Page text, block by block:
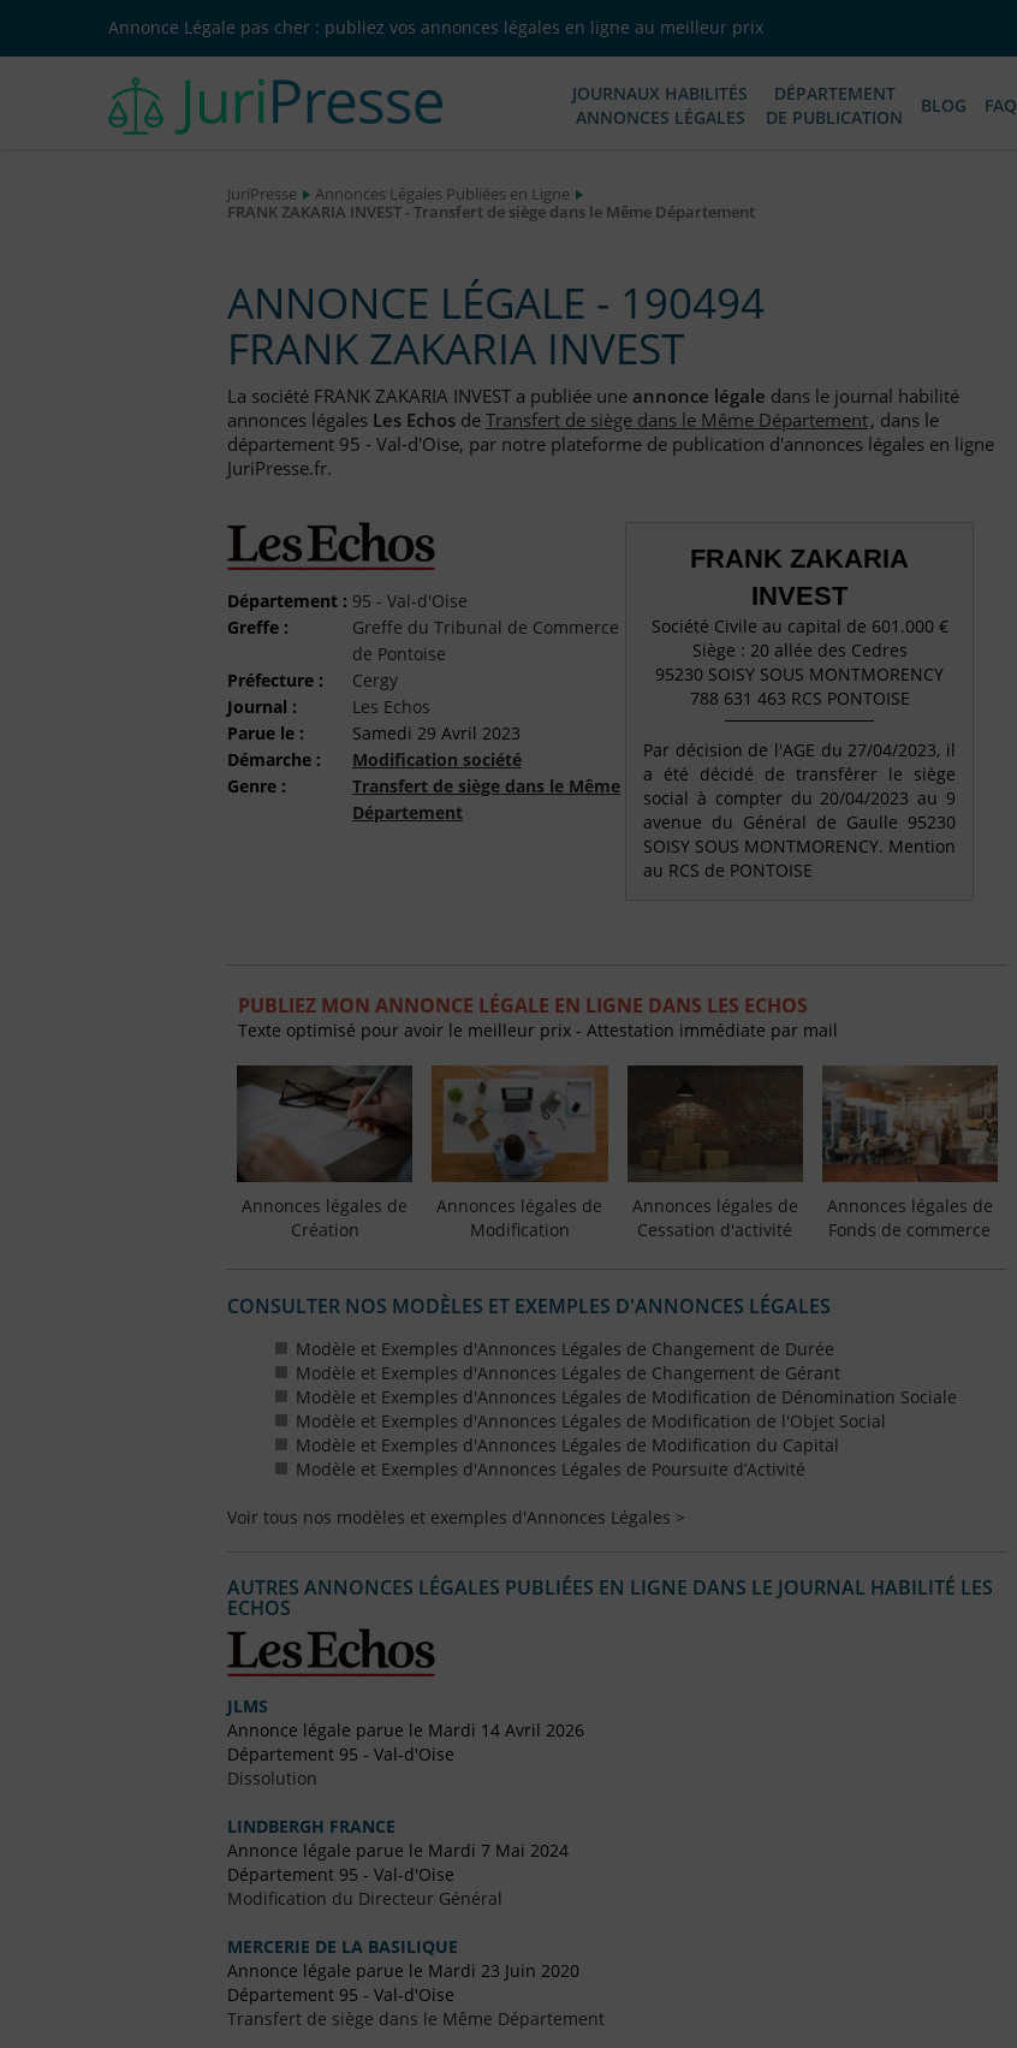
Annonce Légale pas cher : publiez vos annonces légales en ligne au meilleur prix
JOURNAUX HABILITÉS
ANNONCES LÉGALES
DÉPARTEMENT
DE PUBLICATION
BLOG FAQ
JuriPresse
Annonces Légales Publiées en Ligne
FRANK ZAKARIA INVEST - Transfert de siège dans le Même Département
ANNONCE LÉGALE - 190494
FRANK ZAKARIA INVEST
La société FRANK ZAKARIA INVEST a publiée une annonce légale dans le journal habilité
annonces légales Les Echos deTransfert de siège dans le Même Département, dans le
département 95 - Val-d'Oise, par notre plateforme de publication d'annonces légales en ligne
JuriPresse.fr.
Département : 95 - Val-d'Oise
Greffe :
Greffe du Tribunal de Commerce
de Pontoise
Préfecture :
Cergy
Journal :
Les Echos
Parue le :
Samedi 29 Avril 2023
Démarche :
Modification société
Genre :
Transfert de siège dans le Même
Département
FRANK ZAKARIA
INVEST
Société Civile au capital de 601.000 €
Siège : 20 allée des Cedres
95230 SOISY SOUS MONTMORENCY
788 631 463 RCS PONTOISE
Par décision de l'AGE du 27/04/2023, il
a été décidé de transférer le siège
social à compter du 20/04/2023 au 9
avenue du Général de Gaulle 95230
SOISY SOUS MONTMORENCY. Mention
au RCS de PONTOISE
PUBLIEZ MON ANNONCE LÉGALE EN LIGNE DANS LES ECHOS
Texte optimisé pour avoir le meilleur prix - Attestation immédiate par mail
Annonces légales de
Création
Annonces légales de
Modification
Annonces légales de
Cessation d'activité
Annonces légales de
Fonds de commerce
CONSULTER NOS MODÈLES ET EXEMPLES D'ANNONCES LÉGALES
Modèle et Exemples d'Annonces Légales de Changement de Durée
Modèle et Exemples d'Annonces Légales de Changement de Gérant
Modèle et Exemples d'Annonces Légales de Modification de Dénomination Sociale
Modèle et Exemples d'Annonces Légales de Modification de l'Objet Social
Modèle et Exemples d'Annonces Légales de Modification du Capital
Modèle et Exemples d'Annonces Légales de Poursuite d’Activité
Voir tous nos modèles et exemples d'Annonces Légales >
AUTRES ANNONCES LÉGALES PUBLIÉES EN LIGNE DANS LE JOURNAL HABILITÉ LES
ECHOS
JLMS
Annonce légale parue le Mardi 14 Avril 2026
Département 95 - Val-d'Oise
Dissolution
LINDBERGH FRANCE
Annonce légale parue le Mardi 7 Mai 2024
Département 95 - Val-d'Oise
Modification du Directeur Général
MERCERIE DE LA BASILIQUE
Annonce légale parue le Mardi 23 Juin 2020
Département 95 - Val-d'Oise
Transfert de siège dans le Même Département